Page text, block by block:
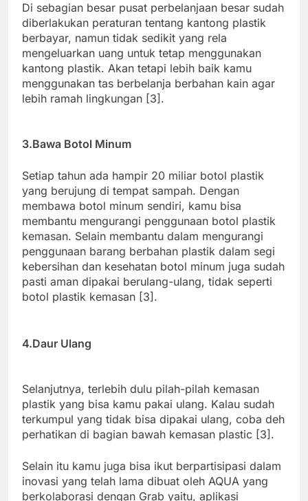
Di sebagian besar pusat perbelanjaan besar sudah
diberlakukan peraturan tentang kantong plastik
berbayar, namun tidak sedikit yang rela
mengeluarkan uang untuk tetap menggunakan
kantong plastik. Akan tetapi lebih baik kamu
menggunakan tas berbelanja berbahan kain agar
lebih ramah lingkungan [3].
3.Bawa Botol Minum
Setiap tahun ada hampir 20 miliar botol plastik
yang berujung di tempat sampah. Dengan
membawa botol minum sendiri, kamu bisa
membantu mengurangi penggunaan botol plastik
kemasan. Selain membantu dalam mengurangi
penggunaan barang berbahan plastik dalam segi
kebersihan dan kesehatan botol minum juga sudah
pasti aman dipakai berulang-ulang, tidak seperti
botol plastik kemasan [3].
4.Daur Ulang
Selanjutnya, terlebih dulu pilah-pilah kemasan
plastik yang bisa kamu pakai ulang. Kalau sudah
terkumpul yang tidak bisa dipakai ulang, coba deh
perhatikan di bagian bawah kemasan plastic [3].
Selain itu kamu juga bisa ikut berpartisipasi dalam
inovasi yang telah lama dibuat oleh AQUA yang
berkolaborasi dengan Grab yaitu, aplikasi